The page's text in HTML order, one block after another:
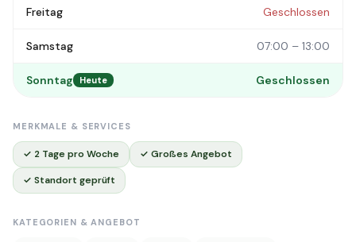
Freitag Geschlossen
Samstag 07:00 – 13:00
Sonntag Heute Geschlossen
MERKMALE & SERVICES
✓ 2 Tage pro Woche ✓ Großes Angebot
✓ Standort geprüft
KATEGORIEN & ANGEBOT